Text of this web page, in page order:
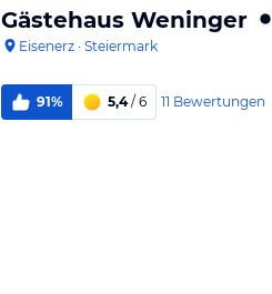
Gästehaus Weninger
Eisenerz · Steiermark
91% 5,4/ 6 11 Bewertungen